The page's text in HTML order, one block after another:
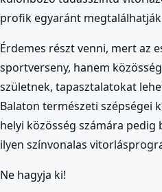
profik egyaránt
Érdemes részt venni, mert az
sportverseny, hanem
születnek, tapasztalatokat
Balaton természeti szépségei
helyi közösség számára pedig
ilyen színvonalas
Ne hagyja ki!